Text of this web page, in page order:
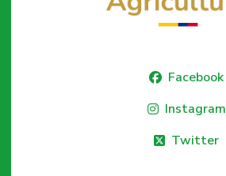
Facebook
Instagram
Twitter